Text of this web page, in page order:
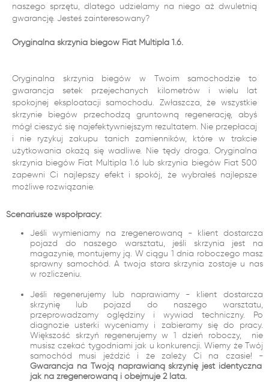
naszego sprzętu, dlatego udzielamy na niego aż dwuletnią
gwarancję. Jesteś zainteresowany?
Oryginalna skrzynia biegów Fiat Multipla 1.6.
Oryginalna skrzynia biegów w Twoim samochodzie to
gwarancja setek przejechanych kilometrów i wielu lat
spokojnej eksploatacji samochodu. Zwłaszcza, że wszystkie
skrzynie biegów przechodzą gruntowną regenerację, abyś
mógł cieszyć się najefektywniejszym rezultatem. Nie przepłacaj
i nie ryzykuj zakupu tanich zamienników, które w trakcie
użytkowania okażą się wadliwe. Nie tędy droga. Oryginalna
skrzynia biegów Fiat Multipla 1.6 lub skrzynia biegów Fiat 500
zapewni Ci najlepszy efekt i spokój, że wybrałeś najlepsze
możliwe rozwiązanie.
Scenariusze współpracy:
Jeśli wymieniamy na zregenerowaną - klient dostarcza
pojazd do naszego warsztatu, jeśli skrzynia jest na
magazynie, montujemy ją. W ciągu 1 dnia roboczego masz
sprawny samochód. A twoja stara skrzynia zostaje u nas
w rozliczeniu.
Jeśli regenerujemy lub naprawiamy - klient dostarcza
skrzynię lub pojazd do naszego warsztatu,
przeprowadzamy oględziny i wywiad techniczny. Po
diagnozie usterki wyceniamy i zabieramy się do pracy.
Większość skrzyń regenerujemy w 1 dzień roboczy, nie
musisz czekać tygodniami jak u konkurencji. Wiemy że Twój
samochód musi jeździć i że zależy Ci na czasie! -
Gwarancja na Twoją naprawianą skrzynię jest identyczna
jak na zregenerowaną i obejmuje 2 lata.